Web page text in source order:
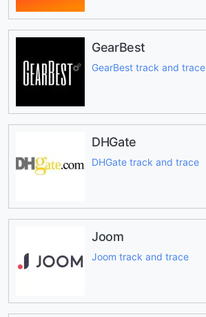
GearBest
GearBest track and trace
DHGate
DHGate track and trace
Joom
Joom track and trace